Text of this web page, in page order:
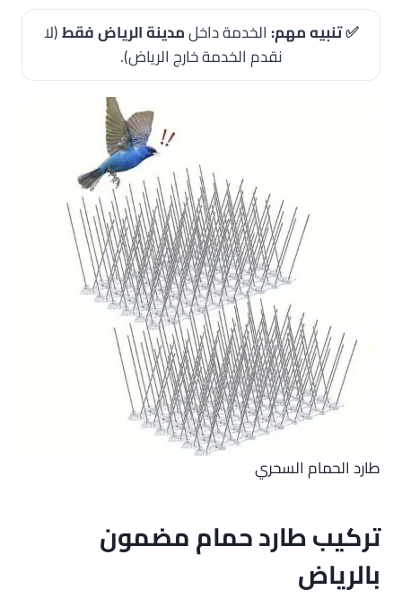
✅ تنبيه مهم: الخدمة داخلمدينة الرياض فقط(لا
نقدم الخدمة خارج الرياض).
طارد الحمام السحري
تركيب طارد حمام مضمون
بالرياض